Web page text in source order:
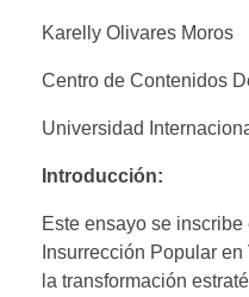
Karelly Olivares Moros
Centro de Contenidos
Universidad
Introducción:
Este ensayo se
Insurrección Popular
la transformación